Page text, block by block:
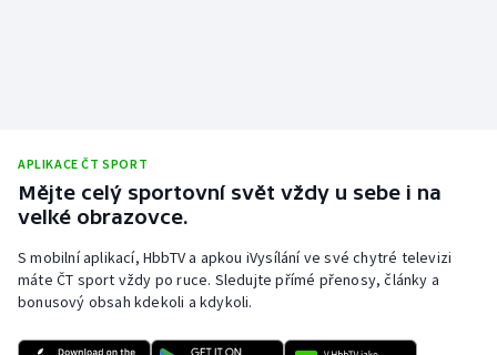
APLIKACE ČT SPORT
Mějte celý sportovní svět vždy u sebe i na
velké obrazovce.
S mobilní aplikací, HbbTV a apkou iVysílání ve své chytré televizi
máte ČT sport vždy po ruce. Sledujte přímé přenosy, články a
bonusový obsah kdekoli a kdykoli.